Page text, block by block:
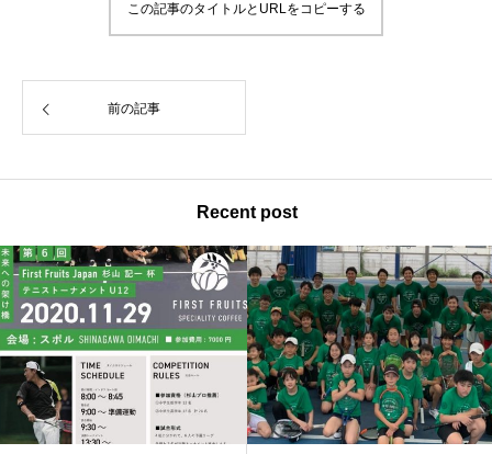
この記事のタイトルとURLをコピーする
前の記事
Recent post